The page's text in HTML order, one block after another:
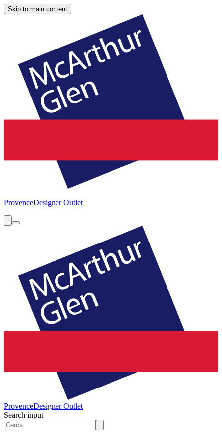
Skip to main content
ProvenceDesigner Outlet
ProvenceDesigner Outlet
Search input